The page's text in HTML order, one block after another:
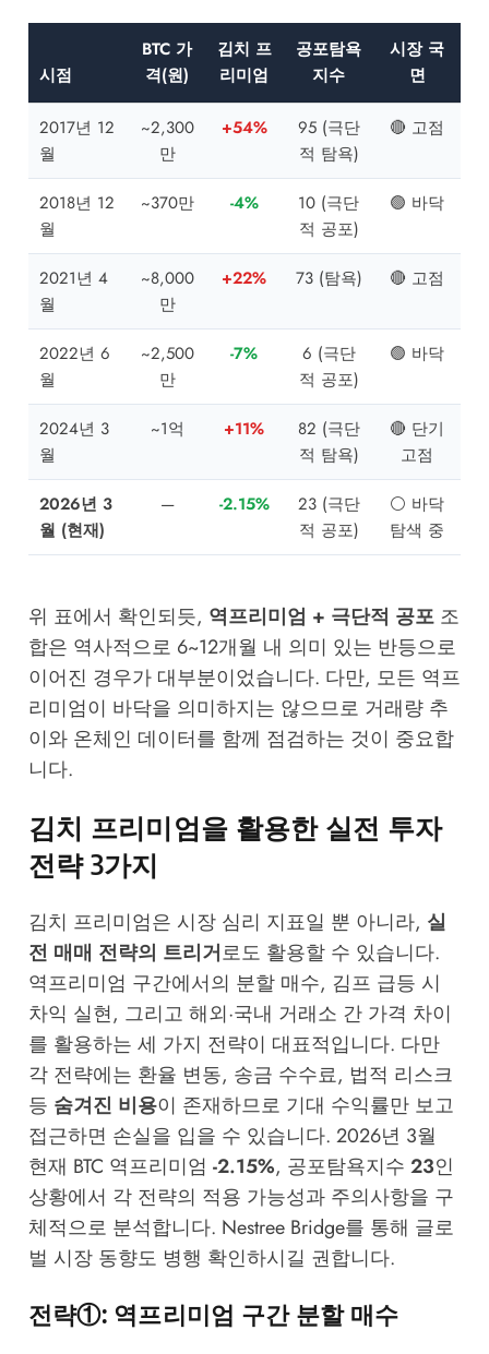
시점
BTC 가
격(원)
김치 프
리미엄
공포탐욕
지수
시장 국
면
2017년 12
월
~2,300
만
+54%
95 (극단
적 탐욕)
🔴 고점
2018년 12
월
~370만 -4%
10 (극단
적 공포)
🟢 바닥
2021년 4
월
~8,000
만
+22% 73 (탐욕) 🔴 고점
2022년 6
월
~2,500
만
-7%
6 (극단
적 공포)
🟢 바닥
2024년 3
월
~1억 +11%
82 (극단
적 탐욕)
🔴 단기
고점
2026년 3
월 (현재)
— -2.15%
23 (극단
적 공포)
⚪ 바닥
탐색 중
위 표에서 확인되듯, 역프리미엄 + 극단적 공포조
합은 역사적으로 6~12개월 내 의미 있는 반등으로
이어진 경우가 대부분이었습니다. 다만, 모든 역프
리미엄이 바닥을 의미하지는 않으므로 거래량 추
이와 온체인 데이터를 함께 점검하는 것이 중요합
니다.
김치 프리미엄을 활용한 실전 투자
전략 3가지
김치 프리미엄은 시장 심리 지표일 뿐 아니라, 실
전 매매 전략의 트리거로도 활용할 수 있습니다.
역프리미엄 구간에서의 분할 매수, 김프 급등 시
차익 실현, 그리고 해외·국내 거래소 간 가격 차이
를 활용하는 세 가지 전략이 대표적입니다. 다만
각 전략에는 환율 변동, 송금 수수료, 법적 리스크
등 숨겨진 비용이 존재하므로 기대 수익률만 보고
접근하면 손실을 입을 수 있습니다. 2026년 3월
현재 BTC 역프리미엄 -2.15%, 공포탐욕지수 23인
상황에서 각 전략의 적용 가능성과 주의사항을 구
체적으로 분석합니다. Nestree Bridge를 통해 글로
벌 시장 동향도 병행 확인하시길 권합니다.
전략①: 역프리미엄 구간 분할 매수